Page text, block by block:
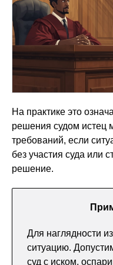
На практике это
решения судом истец
требований, если
без участия суда или
решение.
Для наглядности
ситуацию.
суд с иском,